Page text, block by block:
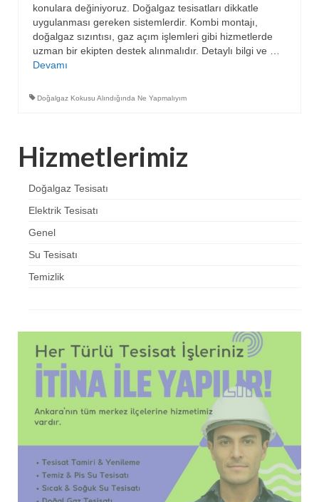
konulara değiniyoruz. Doğalgaz tesisatları dikkatle
uygulanması gereken sistemlerdir. Kombi montajı,
doğalgaz sızıntısı, gaz açım işlemleri gibi hizmetlerde
uzman bir ekipten destek alınmalıdır. Detaylı bilgi ve …
Devamı
Doğalgaz Kokusu Alındığında Ne Yapmalıyım
Hizmetlerimiz
Doğalgaz Tesisatı
Elektrik Tesisatı
Genel
Su Tesisatı
Temizlik